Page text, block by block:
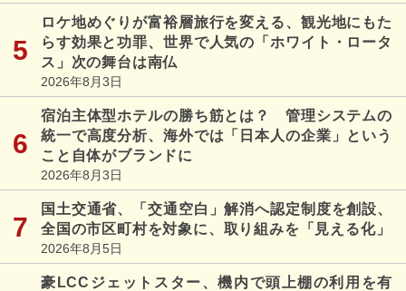
ロケ地めぐりが富裕層旅行を変える、観光地にもた
らす効果と功罪、世界で人気の「ホワイト・ロータ
ス」次の舞台は南仏
2026年8月3日
宿泊主体型ホテルの勝ち筋とは？ 管理システムの
統一で高度分析、海外では「日本人の企業」という
こと自体がブランドに
2026年8月3日
国土交通省、「交通空白」解消へ認定制度を創設、
全国の市区町村を対象に、取り組みを「見える化」
2026年8月5日
豪LCCジェットスター、機内で頭上棚の利用を有